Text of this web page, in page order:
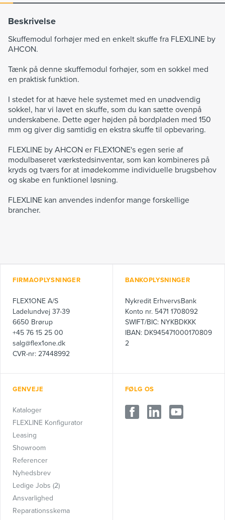
Beskrivelse
Skuffemodul forhøjer med en enkelt skuffe fra FLEXLINE by
AHCON.
Tænk på denne skuffemodul forhøjer, som en sokkel med
en praktisk funktion.
I stedet for at hæve hele systemet med en unødvendig
sokkel, har vi lavet en skuffe, som du kan sætte ovenpå
underskabene. Dette øger højden på bordpladen med 150
mm og giver dig samtidig en ekstra skuffe til opbevaring.
FLEXLINE by AHCON er FLEX1ONE's egen serie af
modulbaseret værkstedsinventar, som kan kombineres på
kryds og tværs for at imødekomme individuelle brugsbehov
og skabe en funktionel løsning.
FLEXLINE kan anvendes indenfor mange forskellige
brancher.
FIRMAOPLYSNINGER
FLEX1ONE A/S
Ladelundvej 37-39
6650 Brørup
+45 76 15 25 00
salg@flex1one.dk
CVR-nr: 27448992
BANKOPLYSNINGER
Nykredit ErhvervsBank
Konto nr. 5471 1708092
SWIFT/BIC: NYKBDKKK
IBAN: DK945471000170809
2
GENVEJE
Kataloger
FLEXLINE Konfigurator
Leasing
Showroom
Referencer
Nyhedsbrev
Ledige Jobs (2)
Ansvarlighed
Reparationsskema
FØLG OS